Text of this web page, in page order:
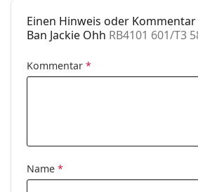
Einen Hinweis oder
Ban Jackie Ohh RB4101 601/T3
Kommentar *
Name *